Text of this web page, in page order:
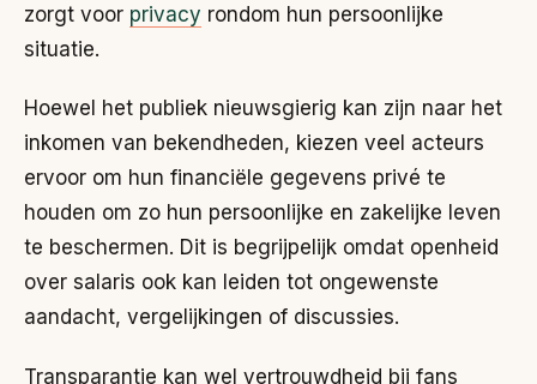
zorgt voor privacy rondom hun persoonlijke
situatie.
Hoewel het publiek nieuwsgierig kan zijn naar het
inkomen van bekendheden, kiezen veel acteurs
ervoor om hun financiële gegevens privé te
houden om zo hun persoonlijke en zakelijke leven
te beschermen. Dit is begrijpelijk omdat openheid
over salaris ook kan leiden tot ongewenste
aandacht, vergelijkingen of discussies.
Transparantie kan wel vertrouwdheid bij fans